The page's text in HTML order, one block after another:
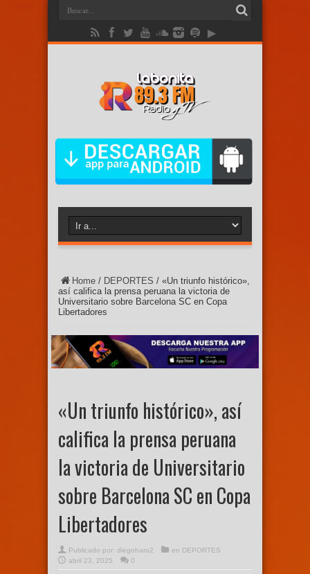
Home / DEPORTES / «Un triunfo histórico»,
así califica la prensa peruana la victoria de
Universitario sobre Barcelona SC en Copa
Libertadores
«Un triunfo histórico», así
califica la prensa peruana
la victoria de Universitario
sobre Barcelona SC en Copa
Libertadores
Publicado por: diegoharo2 en DEPORTES
abril 23, 2025
0